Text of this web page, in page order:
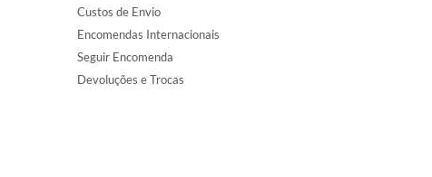
Custos de Envio
Encomendas Internacionais
Seguir Encomenda
Devoluções e Trocas